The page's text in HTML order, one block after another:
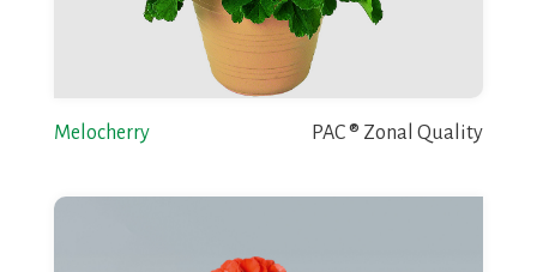
Melocherry PAC ® Zonal Quality